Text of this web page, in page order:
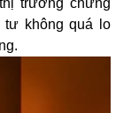
tư không quá lo